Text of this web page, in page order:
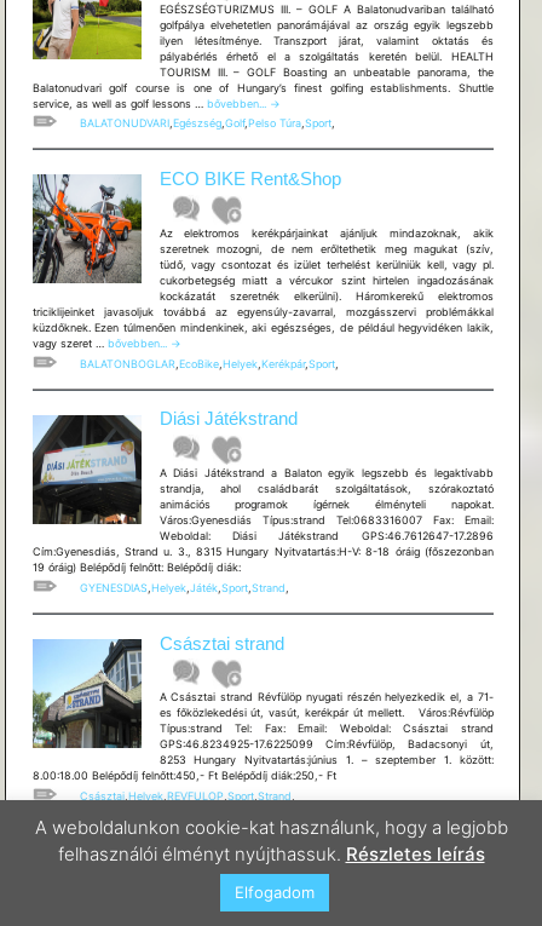
EGÉSZSÉGTURIZMUS III. – GOLF A Balatonudvariban található
golfpálya elvehetetlen panorámájával az ország egyik legszebb
ilyen létesítménye. Transzport járat, valamint oktatás és
pályabérlés érhető el a szolgáltatás keretén belül. HEALTH
TOURISM III. – GOLF Boasting an unbeatable panorama, the
Balatonudvari golf course is one of Hungary’s finest golfing establishments. Shuttle
service, as well as golf lessons … EGÉSZSÉGTURIZMUS
III.
GOLF
bővebben...
→
BALATONUDVARI,Egészség,Golf,Pelso Túra,Sport,
ECO BIKE Rent&Shop
Az elektromos kerékpárjainkat ajánljuk mindazoknak, akik
szeretnek mozogni, de nem erőltethetik meg magukat (szív,
tüdő, vagy csontozat és izület terhelést kerülniük kell, vagy pl.
cukorbetegség miatt a vércukor szint hirtelen ingadozásának
kockázatát szeretnék elkerülni). Háromkerekű elektromos
triciklijeinket javasoljuk továbbá az egyensúly-zavarral, mozgásszervi problémákkal
küzdőknek. Ezen túlmenően mindenkinek, aki egészséges, de például hegyvidéken lakik,
vagy szeret … ECO
BIKE
bővebben...
→
BALATONBOGLAR, EcoBike, Helyek, Kerékpár,Sport,
Diási Játékstrand
A Diási Játékstrand a Balaton egyik legszebb és legaktívabb
strandja, ahol családbarát szolgáltatások, szórakoztató
animációs programok ígérnek élményteli napokat.
Város:Gyenesdiás Típus:strand Tel:0683316007 Fax: Email:
Weboldal: Diási Játékstrand GPS:46.7612647-17.2896
Cím:Gyenesdiás, Strand u. 3., 8315 Hungary Nyitvatartás:H-V: 8-18 óráig (főszezonban
19 óráig) Belépődíj felnőtt: Belépődíj diák:
GYENESDIAS, Helyek, Játék, Sport, Strand
Császtai strand
A Császtai strand Révfülöp nyugati részén helyezkedik el, a 71-
es főközlekedési út, vasút, kerékpár út mellett. Város:Révfülöp
Típus:strand Tel: Fax: Email: Weboldal: Császtai strand
GPS:46.8234925-17.6225099 Cím:Révfülöp, Badacsonyi út,
8253 Hungary Nyitvatartás:június 1. – szeptember 1. között:
8.00:18.00 Belépődíj felnőtt:450,- Ft Belépődíj diák:250,- Ft
Császtai, Helyek, REVFULOP, Sport, Strand
BRIN-GARÁZS Kerékpárszaküzlet,
Szerviz és Kölcsönző
A weboldalunkon cookie-kat használunk, hogy a legjobb
felhasználói élményt nyújthassuk. Részletes leírás
Elfogadom